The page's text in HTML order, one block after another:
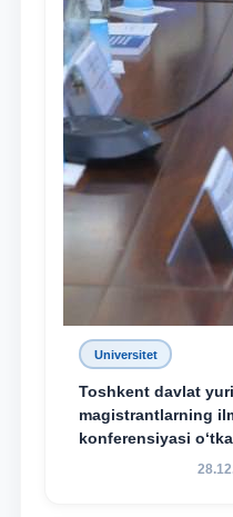
Universitet
Toshkent davlat
magistrantlarning
konferensiyasi